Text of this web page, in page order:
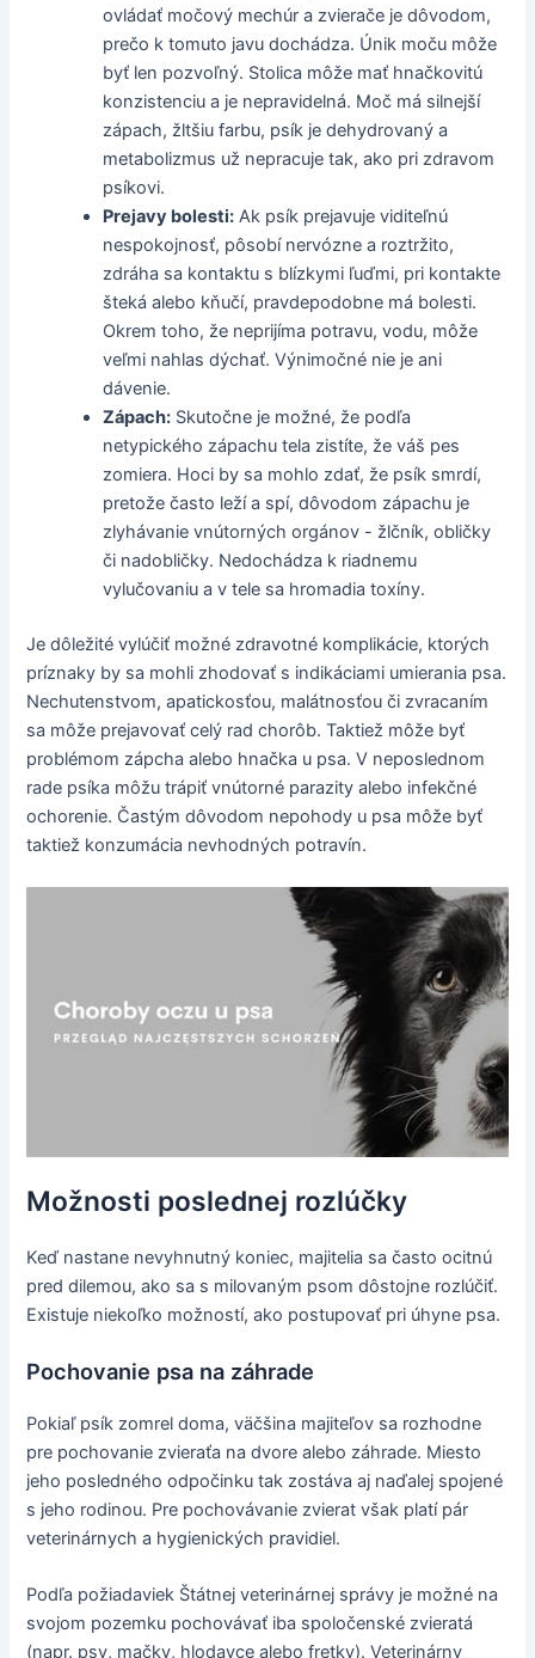
ovládať močový mechúr a zvierače je dôvodom,
prečo k tomuto javu dochádza. Únik moču môže
byť len pozvoľný. Stolica môže mať hnačkovitú
konzistenciu a je nepravidelná. Moč má silnejší
zápach, žltšiu farbu, psík je dehydrovaný a
metabolizmus už nepracuje tak, ako pri zdravom
psíkovi.
Prejavy bolesti: Ak psík prejavuje viditeľnú
nespokojnosť, pôsobí nervózne a roztržito,
zdráha sa kontaktu s blízkymi ľuďmi, pri kontakte
šteká alebo kňučí, pravdepodobne má bolesti.
Okrem toho, že neprijíma potravu, vodu, môže
veľmi nahlas dýchať. Výnimočné nie je ani
dávenie.
Zápach: Skutočne je možné, že podľa
netypického zápachu tela zistíte, že váš pes
zomiera. Hoci by sa mohlo zdať, že psík smrdí,
pretože často leží a spí, dôvodom zápachu je
zlyhávanie vnútorných orgánov - žlčník, obličky
či nadobličky. Nedochádza k riadnemu
vylučovaniu a v tele sa hromadia toxíny.
Je dôležité vylúčiť možné zdravotné komplikácie, ktorých
príznaky by sa mohli zhodovať s indikáciami umierania psa.
Nechutenstvom, apatickosťou, malátnosťou či zvracaním
sa môže prejavovať celý rad chorôb. Taktiež môže byť
problémom zápcha alebo hnačka u psa. V neposlednom
rade psíka môžu trápiť vnútorné parazity alebo infekčné
ochorenie. Častým dôvodom nepohody u psa môže byť
taktiež konzumácia nevhodných potravín.
Možnosti poslednej rozlúčky
Keď nastane nevyhnutný koniec, majitelia sa často ocitnú
pred dilemou, ako sa s milovaným psom dôstojne rozlúčiť.
Existuje niekoľko možností, ako postupovať pri úhyne psa.
Pochovanie psa na záhrade
Pokiaľ psík zomrel doma, väčšina majiteľov sa rozhodne
pre pochovanie zvieraťa na dvore alebo záhrade. Miesto
jeho posledného odpočinku tak zostáva aj naďalej spojené
s jeho rodinou. Pre pochovávanie zvierat však platí pár
veterinárnych a hygienických pravidiel.
Podľa požiadaviek Štátnej veterinárnej správy je možné na
svojom pozemku pochovávať iba spoločenské zvieratá
(napr. psy, mačky, hlodavce alebo fretky). Veterinárny